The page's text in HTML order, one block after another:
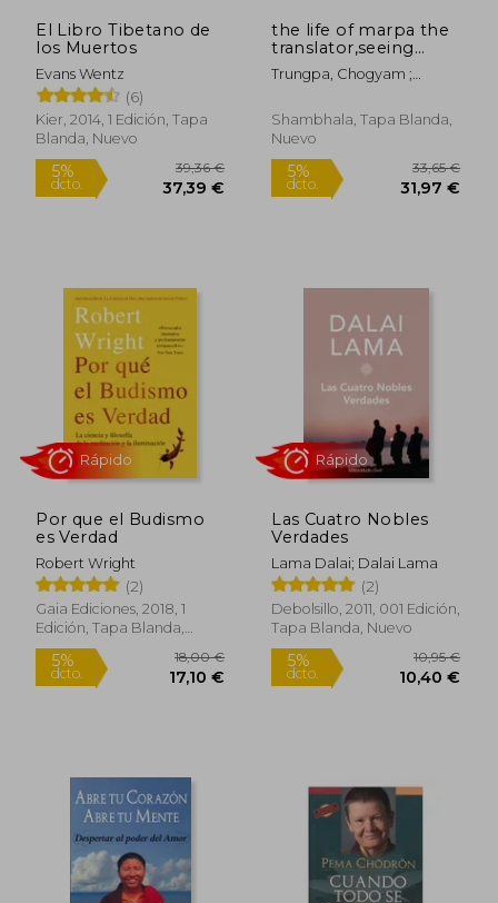
5%
dcto. 23,75 €
5%
dcto.
El Libro Tibetano de
los Muertos
Evans Wentz
(6)
Kier, 2014, 1 Edición, Tapa
Blanda, Nuevo
the life of marpa the
translator,seeing
accomplishes all (en
Inglés)
Trungpa, Chogyam ;
Committee ; Heruka,
Tsangnyon
Shambhala, Tapa Blanda,
Nuevo
Por que el Budismo
es Verdad
Robert Wright
(2)
Gaia Ediciones, 2018, 1
Edición, Tapa Blanda,
Nuevo
Las Cuatro Nobles
Verdades
Lama Dalai; Dalai Lama
(2)
Debolsillo, 2011, 001 Edición,
Tapa Blanda, Nuevo